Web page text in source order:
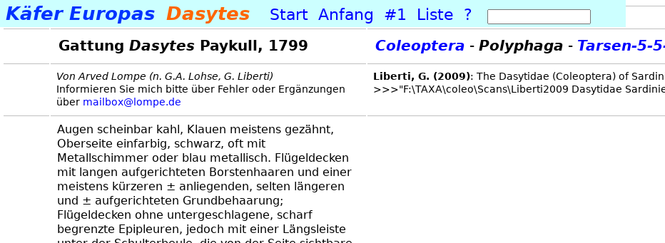
Gattung Dasytes Paykull, 1799 Coleoptera - Polyphaga - Tarsen-5-
Von Arved Lompe (n. G.A. Lohse, G. Liberti)
Informieren Sie mich bitte über Fehler oder Ergänzungen
über mailbox@lompe.de
Liberti, G. (2009): The Dasytidae (Coleoptera) of
>>>"F:\TAXA\coleo\Scans\Liberti2009 Dasytidae
Augen scheinbar kahl, Klauen meistens gezähnt,
Oberseite einfarbig, schwarz, oft mit
Metallschimmer oder blau metallisch. Flügeldecken
mit langen aufgerichteten Borstenhaaren und einer
meistens kürzeren ± anliegenden, selten längeren
und ± aufgerichteten Grundbehaarung;
Flügeldecken ohne untergeschlagene, scharf
begrenzte Epipleuren, jedoch mit einer Längsleiste
Käfer Europas Dasytes Start Anfang #1 Liste ?